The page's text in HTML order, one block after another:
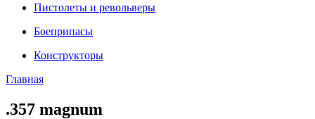
Пистолеты и револьверы
Боеприпасы
Конструкторы
Главная
.357 magnum